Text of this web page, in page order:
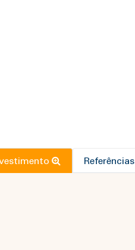
Referências